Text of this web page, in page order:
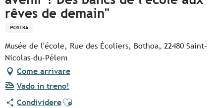
rêves de demain"
MOSTRA
Musée de l'école, Rue des Écoliers, Bothoa, 22480 Saint-
Nicolas-du-Pélem
Come arrivare
Vado in treno!
CondividereAjouter aux favoris